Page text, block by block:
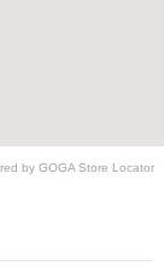
by GOGA Store Locator